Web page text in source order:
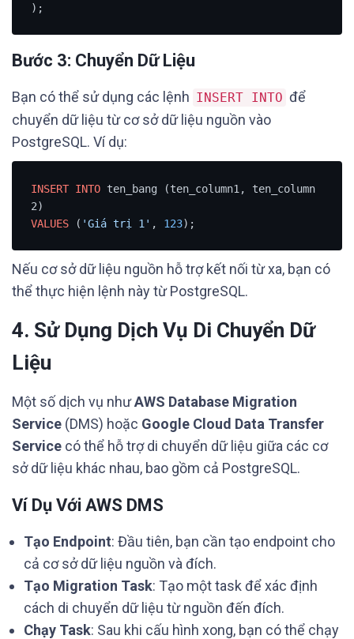
);
Bước 3: Chuyển Dữ Liệu
Bạn có thể sử dụng các lệnh INSERT INTO để
chuyển dữ liệu từ cơ sở dữ liệu nguồn vào
PostgreSQL. Ví dụ:
INSERT INTO ten_bang (ten_column1, ten_column
VALUES ( 'Giá trị 1' , 123);
Nếu cơ sở dữ liệu nguồn hỗ trợ kết nối từ xa, bạn có
thể thực hiện lệnh này từ PostgreSQL.
4. Sử Dụng Dịch Vụ Di Chuyển Dữ
Liệu
Một số dịch vụ nhưAWS Database Migration
Service (DMS) hoặc Google Cloud Data Transfer
Service có thể hỗ trợ di chuyển dữ liệu giữa các cơ
sở dữ liệu khác nhau, bao gồm cả PostgreSQL.
Ví Dụ Với AWS DMS
Tạo Endpoint: Đầu tiên, bạn cần tạo endpoint cho
cả cơ sở dữ liệu nguồn và đích.
Tạo Migration Task: Tạo một task để xác định
cách di chuyển dữ liệu từ nguồn đến đích.
Chạy Task: Sau khi cấu hình xong, bạn có thể chạy